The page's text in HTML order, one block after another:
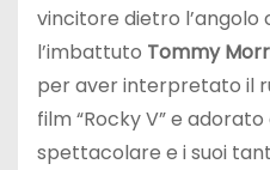
vincitore dietro l’angolo
l’imbattuto Tommy
per aver interpretato il
film “Rocky V” e
spettacolare e i suoi